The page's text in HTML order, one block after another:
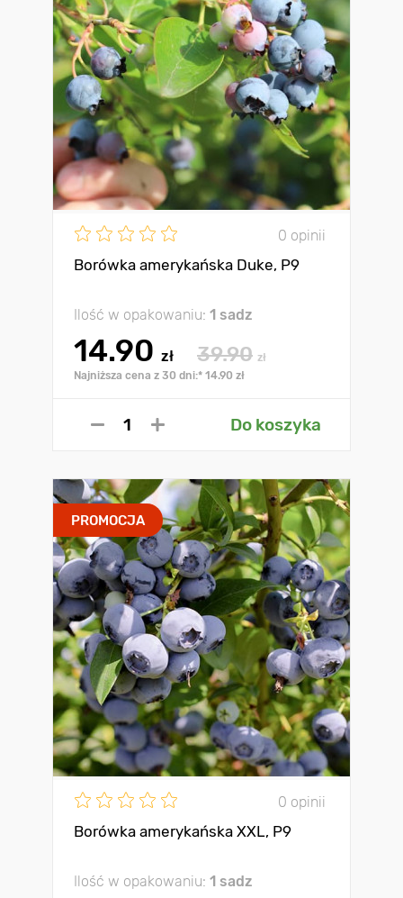
0 opinii
Borówka amerykańska Duke, P9
Ilość w opakowaniu: 1 sadz
14.90 zł 39.90 zł
Najniższa cena z 30 dni:* 14.90 zł
Do koszyka
PROMOCJA
0 opinii
Borówka amerykańska XXL, P9
Ilość w opakowaniu: 1 sadz